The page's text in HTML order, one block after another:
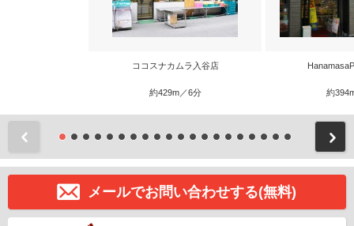
ココスナカムラ入谷店
約429m／6分 約
メールでお問い合わせする(無料)